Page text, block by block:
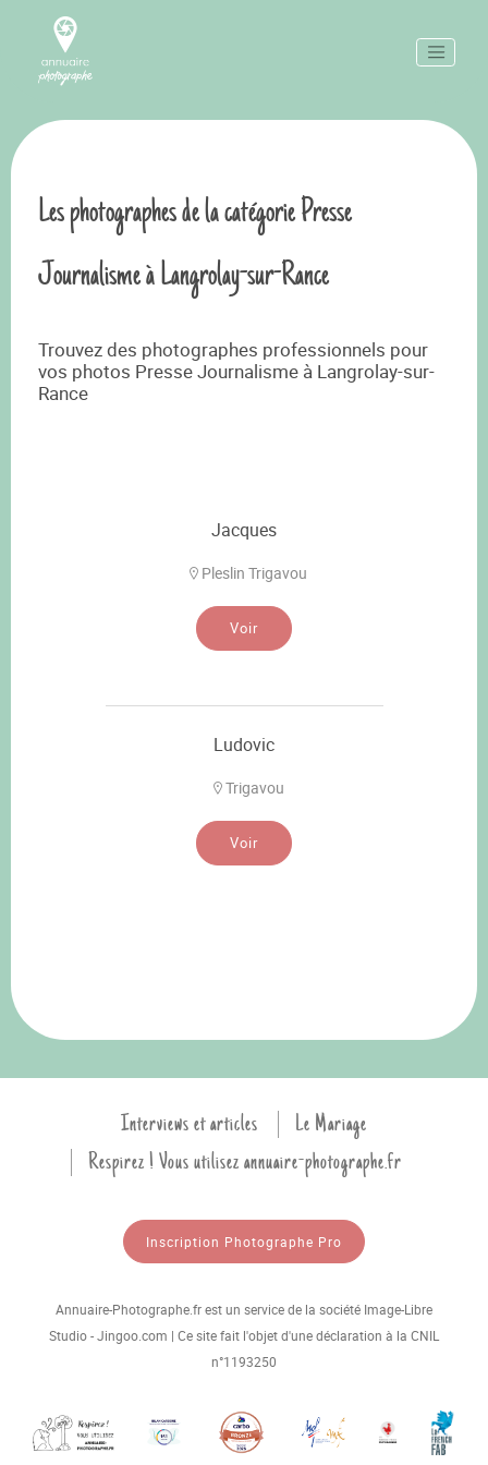
Les photographes de la catégorie Presse
Journalisme à Langrolay-sur-Rance
Trouvez des photographes professionnels pour
vos photos Presse Journalisme à Langrolay-sur-
Rance
Jacques
Pleslin Trigavou
Voir
Ludovic
Trigavou
Voir
Interviews et articles
Le Mariage
Respirez ! Vous utilisez annuaire-photographe.fr
Inscription Photographe Pro
Annuaire-Photographe.fr est un service de la société Image-Libre
Studio - Jingoo.com | Ce site fait l'objet d'une déclaration à la CNIL
n°1193250